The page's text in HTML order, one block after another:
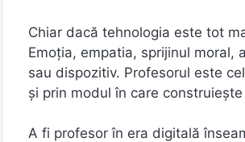
Chiar dacă tehnologia este tot
Emoția, empatia, sprijinul
sau dispozitiv. Profesorul este
și prin modul în care
A fi profesor în era digitală